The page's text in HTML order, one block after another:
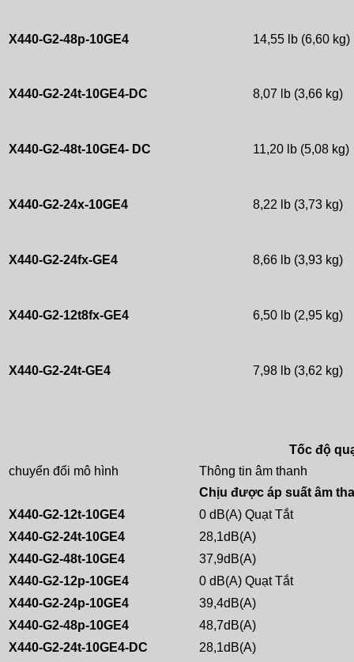
X440-G2-48p-10GE4 14,55 lb (6,60 kg)
X440-G2-24t-10GE4-DC 8,07 lb (3,66 kg)
X440-G2-48t-10GE4- DC 11,20 lb (5,08 kg)
X440-G2-24x-10GE4 8,22 lb (3,73 kg)
X440-G2-24fx-GE4 8,66 lb (3,93 kg)
X440-G2-12t8fx-GE4 6,50 lb (2,95 kg)
X440-G2-24t-GE4 7,98 lb (3,62 kg)
Tốc độ
chuyển đổi mô hình
Thông tin âm thanh
Chịu được áp suất âm
X440-G2-12t-10GE4
0 dB(A) Quạt Tắt
X440-G2-24t-10GE4
28,1dB(A)
X440-G2-48t-10GE4
37,9dB(A)
X440-G2-12p-10GE4
0 dB(A) Quạt Tắt
X440-G2-24p-10GE4
39,4dB(A)
X440-G2-48p-10GE4
48,7dB(A)
X440-G2-24t-10GE4-DC
28,1dB(A)